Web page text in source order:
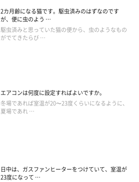
2カ月齢になる猫です。駆虫済みのはずなのです
が、便に虫のよう …
駆虫済みと思っていた猫の便から、虫のようなもの
がでてきたらび …
エアコンは何度に設定すればよいですか。
冬場であれば室温が20〜23度くらいになるように、
夏場であれ …
日中は、ガスファンヒーターをつけていて、室温が
23度になって …